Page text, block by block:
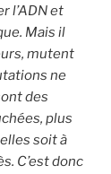
l’ADN et
Mais il
mutent
ne
des
plus
soit à
C’est donc